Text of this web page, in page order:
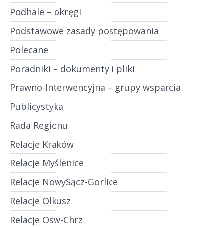
Podhale – okręgi
Podstawowe zasady postępowania
Polecane
Poradniki – dokumenty i pliki
Prawno-Interwencyjna – grupy wsparcia
Publicystyka
Rada Regionu
Relacje Kraków
Relacje Myślenice
Relacje NowySącz-Gorlice
Relacje Olkusz
Relacje Osw-Chrz